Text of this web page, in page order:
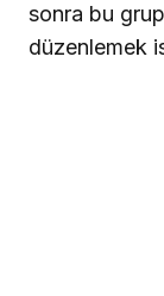
sonra bu
düzenlemek